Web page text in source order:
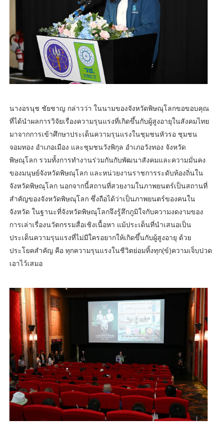
นางอรนุช ชัยชาญ กล่าวว่า ในนามของจังหวัดพิษณุโลกขอขอบคุณ
ที่ได้นำผลการวิจัยเรื่องความรุนแรงที่เกิดขึ้นกับผู้สูงอายุในสังคมไทย
มาจากการเข้าศึกษาประเด็นความรุนแรงในชุมชนหัวรอ ชุมชน
จอมทอง อำเภอเมือง และชุมชนวังพิกุล อำเภอวังทอง จังหวัด
พิษณุโลก รวมทั้งการทำงานร่วมกันกับพัฒนาสังคมและความมั่นคง
ของมนุษย์จังหวัดพิษณุโลก และหน่วยงานราชการระดับท้องถิ่นใน
จังหวัดพิษณุโลก นอกจากนี้สถานที่สวยงามในภาพยนตร์เป็นสถานที่
สำคัญของจังหวัดพิษณุโลก ซึ่งถือได้ว่าเป็นภาพยนตร์ของคนใน
จังหวัด ในฐานะที่จังหวัดพิษณุโลกจึงรู้สึกภูมิใจกับความงดงามของ
การเล่าเรื่องนวัตกรรมสื่อเชิงเนื้อหา แม้ประเด็นที่นำเสนอเป็น
ประเด็นความรุนแรงที่ไม่มีใครอยากให้เกิดขึ้นกับผู้สูงอายุ ด้วย
ประโยคสำคัญ คือ ทุกความรุนแรงในชีวิตย่อมทิ้งทุก(ข์)ความเจ็บปวด
เอาไว้เสมอ